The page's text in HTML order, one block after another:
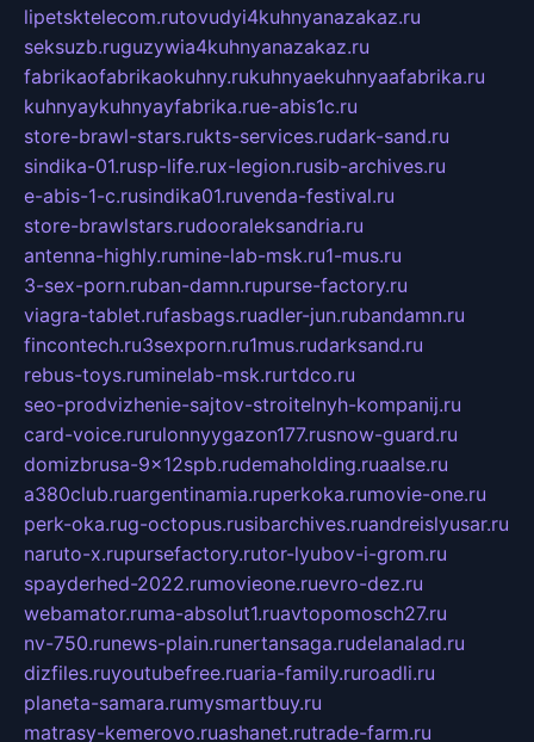
lipetsktelecom.rutovudyi4kuhnyanazakaz.ru
seksuzb.ruguzywia4kuhnyanazakaz.ru
fabrikaofabrikaokuhny.rukuhnyaekuhnyaafabrika.ru
kuhnyaykuhnyayfabrika.rue-abis1c.ru
store-brawl-stars.rukts-services.rudark-sand.ru
sindika-01.rusp-life.rux-legion.rusib-archives.ru
e-abis-1-c.rusindika01.ruvenda-festival.ru
store-brawlstars.rudooraleksandria.ru
antenna-highly.rumine-lab-msk.ru1-mus.ru
3-sex-porn.ruban-damn.rupurse-factory.ru
viagra-tablet.rufasbags.ruadler-jun.rubandamn.ru
fincontech.ru3sexporn.ru1mus.rudarksand.ru
rebus-toys.ruminelab-msk.rurtdco.ru
seo-prodvizhenie-sajtov-stroitelnyh-kompanij.ru
card-voice.rurulonnyygazon177.rusnow-guard.ru
domizbrusa-9x12spb.rudemaholding.ruaalse.ru
a380club.ruargentinamia.ruperkoka.rumovie-one.ru
perk-oka.rug-octopus.rusibarchives.ruandreislyusar.ru
naruto-x.rupursefactory.rutor-lyubov-i-grom.ru
spayderhed-2022.rumovieone.ruevro-dez.ru
webamator.ruma-absolut1.ruavtopomosch27.ru
nv-750.runews-plain.runertansaga.rudelanalad.ru
dizfiles.ruyoutubefree.ruaria-family.ruroadli.ru
planeta-samara.rumysmartbuy.ru
matrasy-kemerovo.ruashanet.rutrade-farm.ru